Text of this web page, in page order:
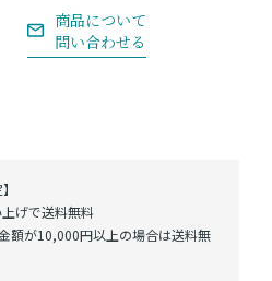
げで送料無料
額が10,000円以上の場合は送料無